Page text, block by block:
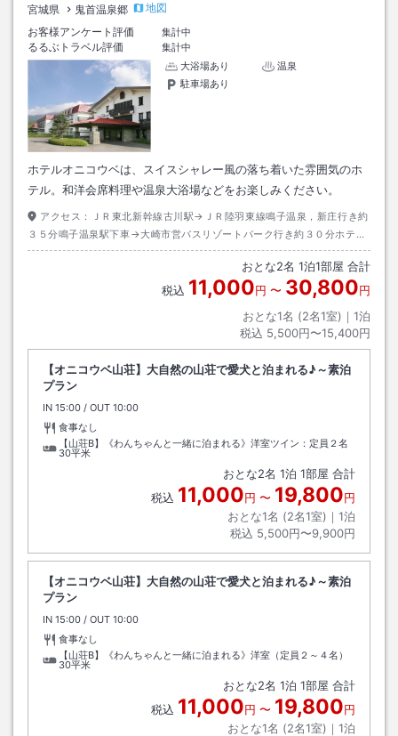
宮城県 鬼首温泉郷
地図
お客様アンケート評価
集計中
るるぶトラベル評価
集計中
大浴場あり
温泉
駐車場あり
ホテルオニコウベは、スイスシャレー風の落ち着いた雰囲気のホ
テル。和洋会席料理や温泉大浴場などをお楽しみください。
アクセス：
ＪＲ東北新幹線古川駅→ＪＲ陸羽東線鳴子温泉，新庄行き約
３５分鳴子温泉駅下車→大崎市営バスリゾートパーク行き約３０分ホテル
オニコウベ下車→徒歩約０分
おとな2名 1泊1部屋 合計
税込 11,000円 〜 30,800円
おとな1名 (2名1室)｜ 1泊
税込 5,500円〜15,400円
【オニコウベ山荘】大自然の山荘で愛犬と泊まれる♪～素泊
プラン
IN チェックイン
15:00 / OUT チェックアウト
10:00
食事なし
【山荘B】《わんちゃんと一緒に泊まれる》洋室ツイン：定員２名
30平米
おとな2名 1泊 1部屋 合計
税込 11,000円 〜 19,800円
おとな1名 (2名1室)｜ 1泊
税込 5,500円〜9,900円
【オニコウベ山荘】大自然の山荘で愛犬と泊まれる♪～素泊
プラン
IN チェックイン
15:00 / OUT チェックアウト
10:00
食事なし
【山荘B】《わんちゃんと一緒に泊まれる》洋室（定員２～４名）
30平米
おとな2名 1泊 1部屋 合計
税込 11,000円 〜 19,800円
おとな1名 (2名1室)｜ 1泊